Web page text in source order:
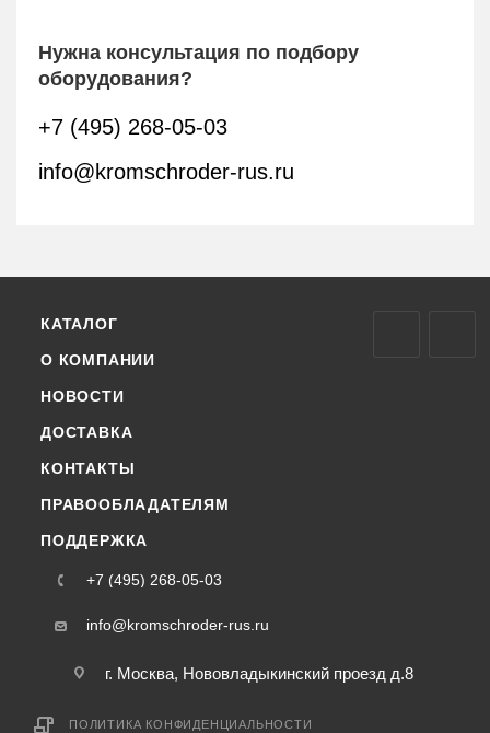
Нужна консультация по подбору
оборудования?
+7 (495) 268-05-03
info@kromschroder-rus.ru
КАТАЛОГ
О КОМПАНИИ
НОВОСТИ
ДОСТАВКА
КОНТАКТЫ
ПРАВООБЛАДАТЕЛЯМ
ПОДДЕРЖКА
+7 (495) 268-05-03
info@kromschroder-rus.ru
г. Москва, Нововладыкинский проезд д.8
ПОЛИТИКА КОНФИДЕНЦИАЛЬНОСТИ